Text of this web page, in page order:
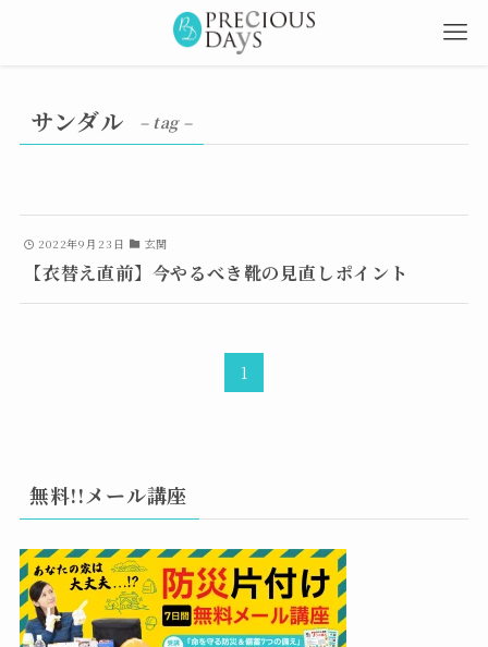
サンダル – tag –
2022年9月23日 玄関
【衣替え直前】今やるべき靴の見直しポイント
1
無料!!メール講座